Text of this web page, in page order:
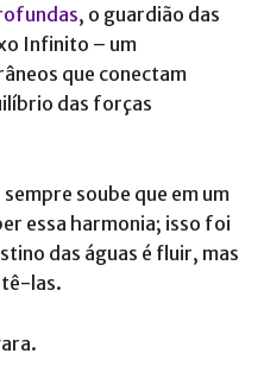
, o guardião das
Infinito – um
que conectam
das forças
soube que em um
essa harmonia; isso foi
das águas é fluir, mas
las.